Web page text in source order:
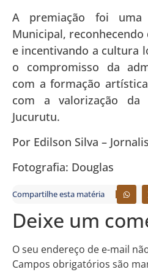
A premiação foi uma
Municipal,
e incentivando a cultura
o compromisso da
com a formação
com a valorização
Jucurutu.
Por Edilson Silva –
Fotografia: Douglas
Compartilhe esta matéria
Deixe um
O seu endereço de e-mail
Campos obrigatórios são